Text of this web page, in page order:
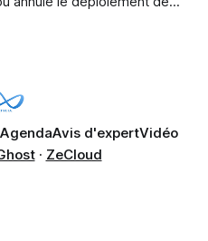
Les trois quarts (75
AgendaAvis d'expertVidéo
· ZeCloud